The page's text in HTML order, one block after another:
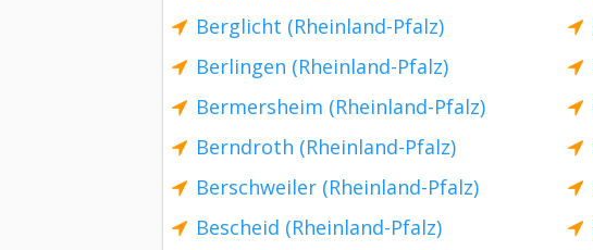
Berglicht (Rheinland-Pfalz)
Berlingen (Rheinland-Pfalz)
Bermersheim (Rheinland-Pfalz)
Berndroth (Rheinland-Pfalz)
Berschweiler (Rheinland-Pfalz)
Bescheid (Rheinland-Pfalz)